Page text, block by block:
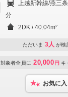
上越新幹線/燕三
分
2DK / 40.04m²
ただいま 3人 が検
対象者全員に 20,000 円 キ
お気に